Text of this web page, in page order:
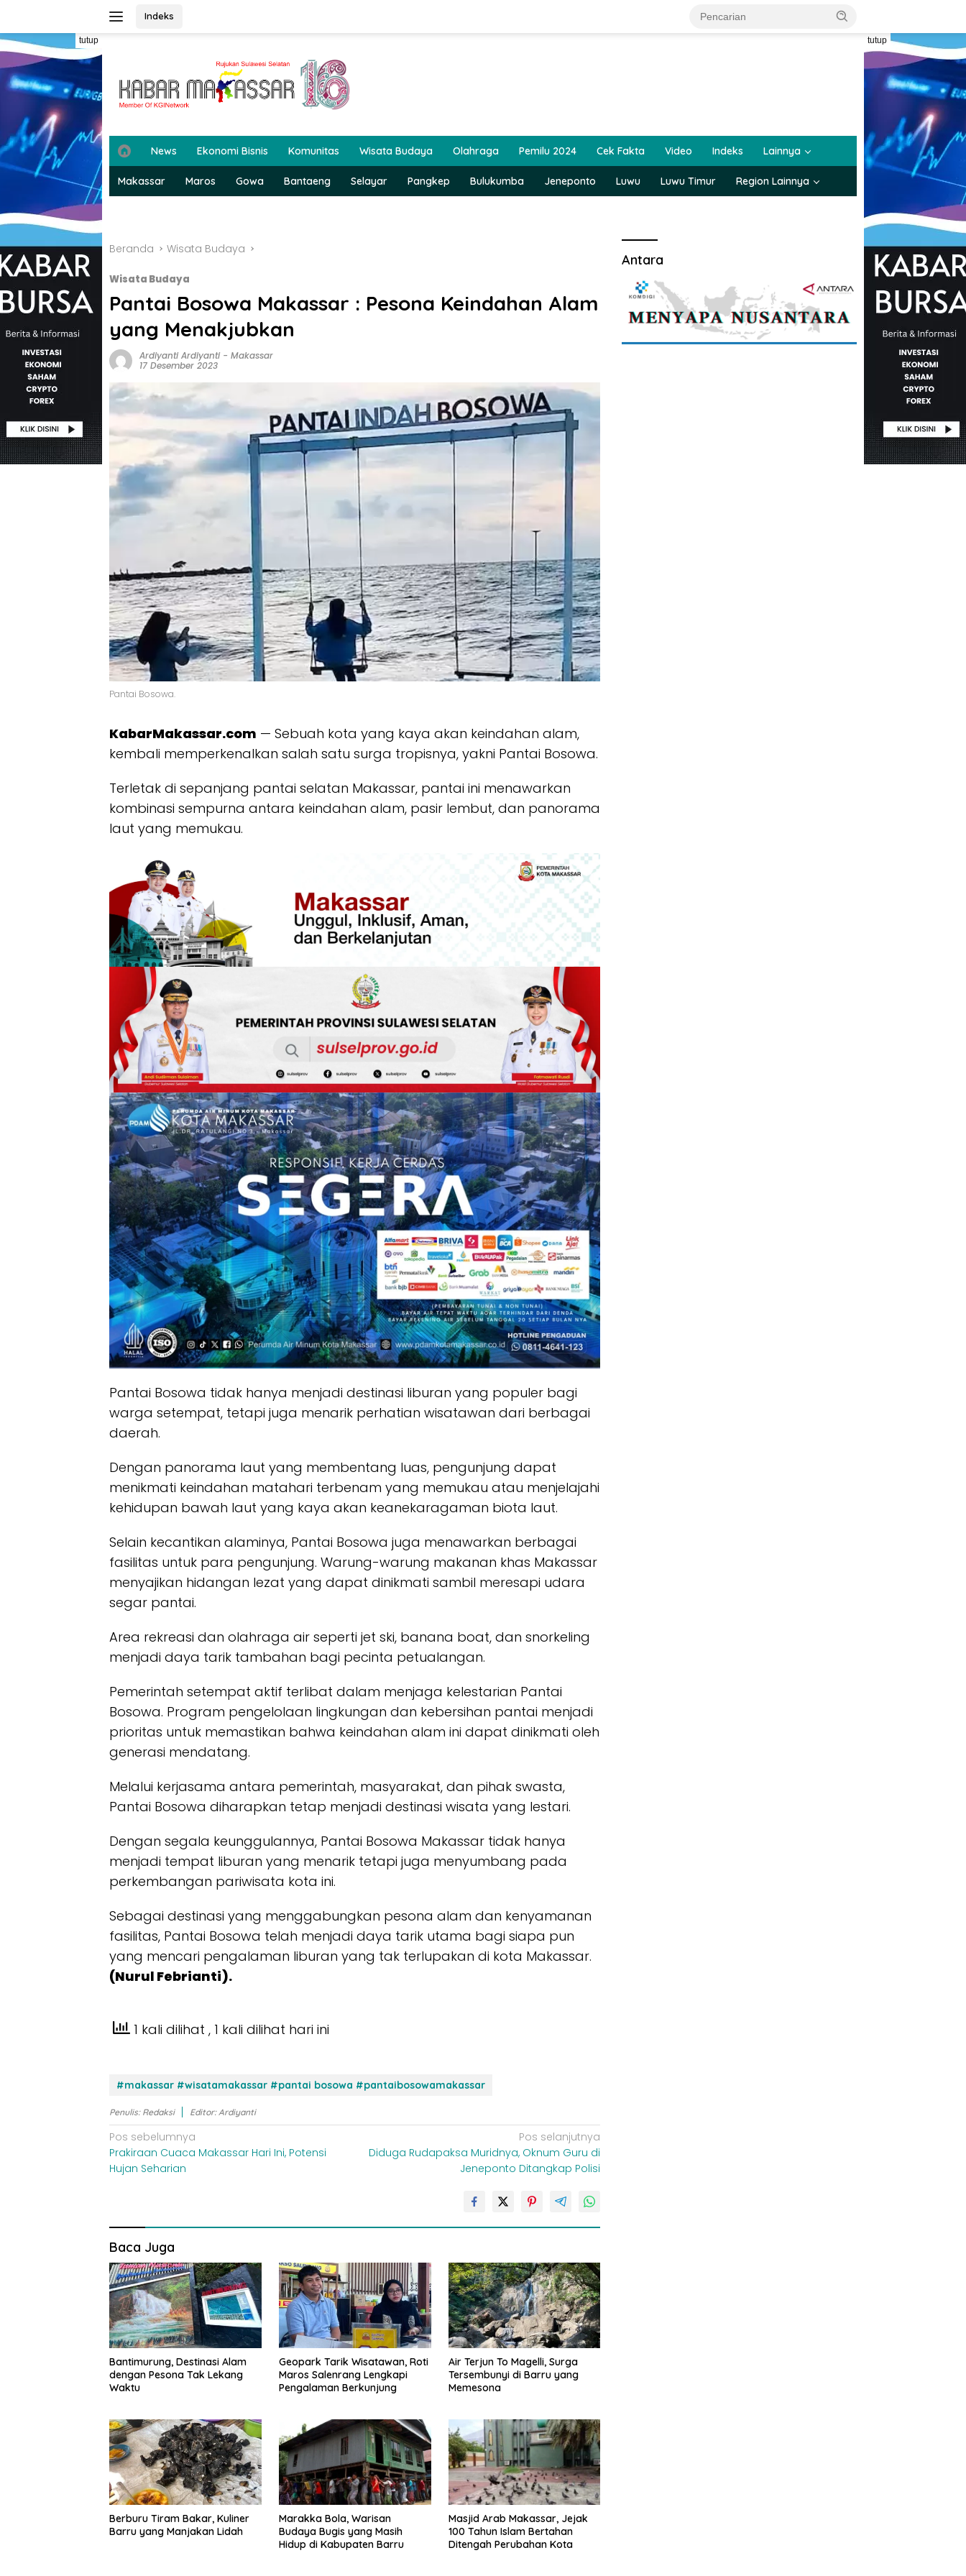
konten
Indeks
tutup tutup
H
o
m
e
News Ekonomi Bisnis Komunitas Wisata Budaya Olahraga Pemilu 2024 Cek Fakta Video Indeks Lainnya
Makassar Maros Gowa Bantaeng Selayar Pangkep Bulukumba Jeneponto Luwu Luwu Timur Region Lainnya
Beranda Wisata Budaya
Wisata Budaya
Pantai Bosowa Makassar : Pesona Keindahan Alam
yang Menakjubkan
Ardiyanti Ardiyanti- Makassar
17 Desember 2023
Pantai Bosowa.
KabarMakassar.com — Sebuah kota yang kaya akan keindahan alam,
kembali memperkenalkan salah satu surga tropisnya, yakni Pantai Bosowa.
Terletak di sepanjang pantai selatan Makassar, pantai ini menawarkan
kombinasi sempurna antara keindahan alam, pasir lembut, dan panorama
laut yang memukau.
Pantai Bosowa tidak hanya menjadi destinasi liburan yang populer bagi
warga setempat, tetapi juga menarik perhatian wisatawan dari berbagai
daerah.
Dengan panorama laut yang membentang luas, pengunjung dapat
menikmati keindahan matahari terbenam yang memukau atau menjelajahi
kehidupan bawah laut yang kaya akan keanekaragaman biota laut.
Selain kecantikan alaminya, Pantai Bosowa juga menawarkan berbagai
fasilitas untuk para pengunjung. Warung-warung makanan khas Makassar
menyajikan hidangan lezat yang dapat dinikmati sambil meresapi udara
segar pantai.
Area rekreasi dan olahraga air seperti jet ski, banana boat, dan snorkeling
menjadi daya tarik tambahan bagi pecinta petualangan.
Pemerintah setempat aktif terlibat dalam menjaga kelestarian Pantai
Bosowa. Program pengelolaan lingkungan dan kebersihan pantai menjadi
prioritas untuk memastikan bahwa keindahan alam ini dapat dinikmati oleh
generasi mendatang.
Melalui kerjasama antara pemerintah, masyarakat, dan pihak swasta,
Pantai Bosowa diharapkan tetap menjadi destinasi wisata yang lestari.
Dengan segala keunggulannya, Pantai Bosowa Makassar tidak hanya
menjadi tempat liburan yang menarik tetapi juga menyumbang pada
perkembangan pariwisata kota ini.
Sebagai destinasi yang menggabungkan pesona alam dan kenyamanan
fasilitas, Pantai Bosowa telah menjadi daya tarik utama bagi siapa pun
yang mencari pengalaman liburan yang tak terlupakan di kota Makassar.
(Nurul Febrianti).
1 kali dilihat , 1 kali dilihat hari ini
#makassar #wisatamakassar #pantai bosowa #pantaibosowamakassar
Penulis: Redaksi Editor: Ardiyanti
Navigasi
pos
Pos sebelumnya
Prakiraan Cuaca Makassar Hari Ini, Potensi
Hujan Seharian
Pos selanjutnya
Diduga Rudapaksa Muridnya, Oknum Guru di
Jeneponto Ditangkap Polisi
Baca Juga
Bantimurung, Destinasi Alam
dengan Pesona Tak Lekang
Waktu
Geopark Tarik Wisatawan, Roti
Maros Salenrang Lengkapi
Pengalaman Berkunjung
Air Terjun To Magelli, Surga
Tersembunyi di Barru yang
Memesona
Berburu Tiram Bakar, Kuliner
Barru yang Manjakan Lidah
Marakka Bola, Warisan
Budaya Bugis yang Masih
Hidup di Kabupaten Barru
Masjid Arab Makassar, Jejak
100 Tahun Islam Bertahan
Ditengah Perubahan Kota
Antara